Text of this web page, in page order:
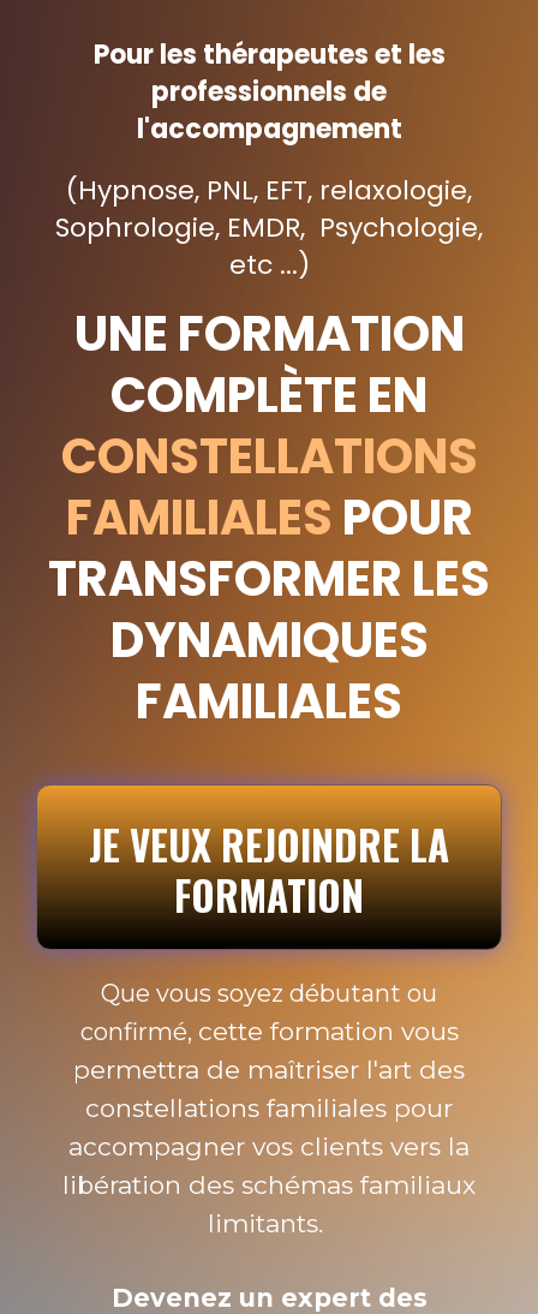
Pourles thérapeutes et les
professionnels de
l'accompagnement
(Hypnose, PNL, EFT, relaxologie,
Sophrologie, EMDR, Psychologie,
etc ...)
UNE FORMATION
COMPLÈTE EN
CONSTELLATIONS
FAMILIALES POUR
TRANSFORMER LES
DYNAMIQUES
FAMILIALES
JE VEUX REJOINDRE LA
FORMATION
Que vous soyez débutant ou
confirmé, cette formation vous
permettra de maîtriser l'art des
constellations familiales pour
accompagner vos clients vers la
libération des schémas familiaux
limitants.
Devenez un expert des